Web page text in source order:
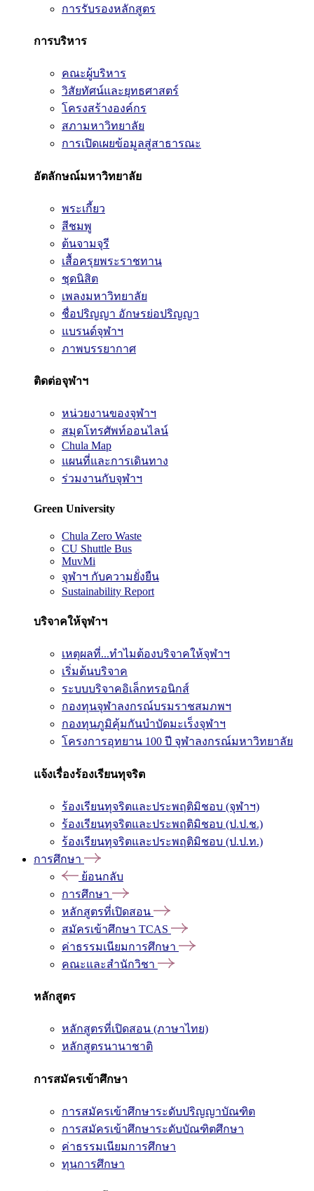
การรับรองหลักสูตร
การบริหาร
คณะผู้บริหาร
วิสัยทัศน์และยุทธศาสตร์
โครงสร้างองค์กร
สภามหาวิทยาลัย
การเปิดเผยข้อมูลสู่สาธารณะ
อัตลักษณ์มหาวิทยาลัย
พระเกี้ยว
สีชมพู
ต้นจามจุรี
เสื้อครุยพระราชทาน
ชุดนิสิต
เพลงมหาวิทยาลัย
ชื่อปริญญา อักษรย่อปริญญา
แบรนด์จุฬาฯ
ภาพบรรยากาศ
ติดต่อจุฬาฯ
หน่วยงานของจุฬาฯ
สมุดโทรศัพท์ออนไลน์
Chula Map
แผนที่และการเดินทาง
ร่วมงานกับจุฬาฯ
Green University
Chula Zero Waste
CU Shuttle Bus
MuvMi
จุฬาฯ กับความยั่งยืน
Sustainability Report
บริจาคให้จุฬาฯ
เหตุผลที่...ทำไมต้องบริจาคให้จุฬาฯ
เริ่มต้นบริจาค
ระบบบริจาคอิเล็กทรอนิกส์
กองทุนจุฬาลงกรณ์บรมราชสมภพฯ
กองทุนภูมิคุ้มกันบำบัดมะเร็งจุฬาฯ
โครงการอุทยาน 100 ปี จุฬาลงกรณ์มหาวิทยาลัย
แจ้งเรื่องร้องเรียนทุจริต
ร้องเรียนทุจริตและประพฤติมิชอบ (จุฬาฯ)
ร้องเรียนทุจริตและประพฤติมิชอบ (ป.ป.ช.)
ร้องเรียนทุจริตและประพฤติมิชอบ (ป.ป.ท.)
การศึกษา
ย้อนกลับ
การศึกษา
หลักสูตรที่เปิดสอน
สมัครเข้าศึกษา TCAS
ค่าธรรมเนียมการศึกษา
คณะและสำนักวิชา
หลักสูตร
หลักสูตรที่เปิดสอน (ภาษาไทย)
หลักสูตรนานาชาติ
การสมัครเข้าศึกษา
การสมัครเข้าศึกษาระดับปริญญาบัณฑิต
การสมัครเข้าศึกษาระดับบัณฑิตศึกษา
ค่าธรรมเนียมการศึกษา
ทุนการศึกษา